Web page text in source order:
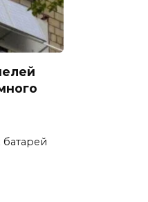
батарей